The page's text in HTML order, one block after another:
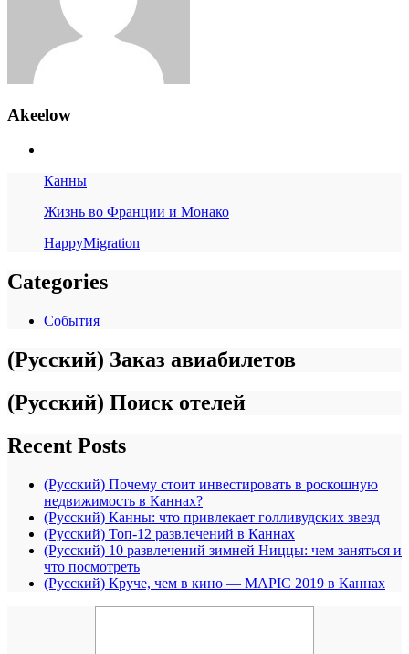
Akeelow
Канны
Жизнь во Франции и Монако
HappyMigration
Categories
События
(Русский) Заказ авиабилетов
(Русский) Поиск отелей
Recent Posts
(Русский) Почему стоит инвестировать в роскошную
недвижимость в Каннах?
(Русский) Канны: что привлекает голливудских звезд
(Русский) Топ-12 развлечений в Каннах
(Русский) 10 развлечений зимней Ниццы: чем заняться и
что посмотреть
(Русский) Круче, чем в кино — MAPIC 2019 в Каннах